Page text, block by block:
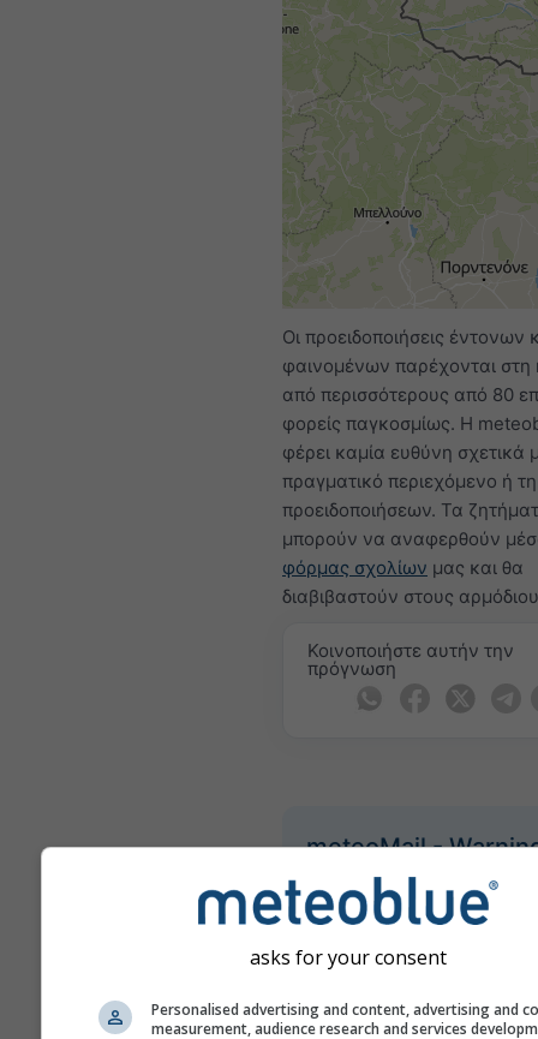
Οι προειδοποιήσεις έντονων
φαινομένων παρέχονται
από περισσότερους από 80
φορείς παγκοσμίως. Η
φέρει καμία ευθύνη σχετικά
πραγματικό περιεχόμενο ή
προειδοποιήσεων. Τα
μπορούν να αναφερθούν
φόρμας σχολίων μας και θα
διαβιβαστούν στους
Κοινοποιήστε αυτήν την
πρόγνωση
meteoMail -
Matrei in Osttirol
Λάβετε προειδοποιήσεις
Το meteoMail είναι δωρεάν
στιγμή.
asks for your consent
Personalised advertising and content, advertising and
measurement, audience research and services